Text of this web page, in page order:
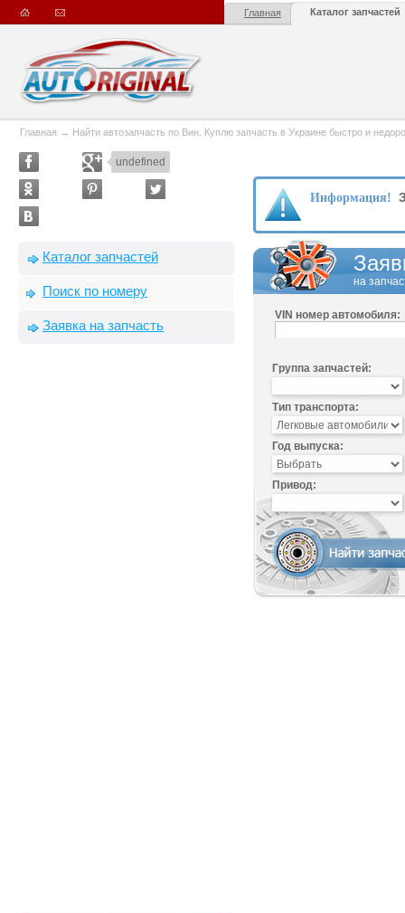
Главная Каталог запчастей
Главная → Найти автозапчасть по Вин. Куплю запчасть в Украине быстро и
undefined
Каталог запчастей
Поиск по номеру
Заявка на запчасть
Информация!
на
VIN номер автомобиля:
Группа запчастей:
Тип транспорта:
Год выпуска:
Привод: